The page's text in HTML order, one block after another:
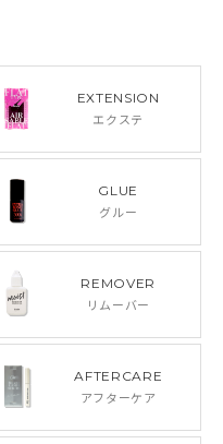
EXTENSION
エクステ
GLUE
グルー
REMOVER
リムーバー
AFTERCARE
アフターケア